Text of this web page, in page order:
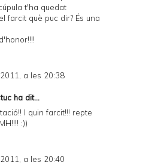
t'ha quedat
farcit què puc dir? És una
a les 20:38
ha dit...
I quin farcit!!! repte
:))
a les 20:40